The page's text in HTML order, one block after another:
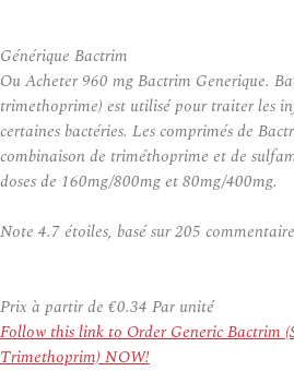
Générique Bactrim
Ou Acheter 960 mg Bactrim Generique.
trimethoprime) est utilisé pour traiter les
certaines bactéries. Les comprimés de
combinaison de triméthoprime et de
doses de 160mg/800mg et 80mg/400mg.
Note 4.7étoiles, basé sur205
Prix à partir de €0.34 Par unité
Follow this link to Order Generic Bactrim
Trimethoprim) NOW!